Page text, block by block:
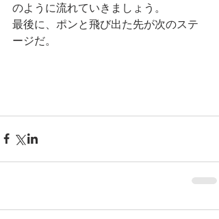
のように流れていきましょう。
最後に、ポンと飛び出た先が次のステ
ージだ。